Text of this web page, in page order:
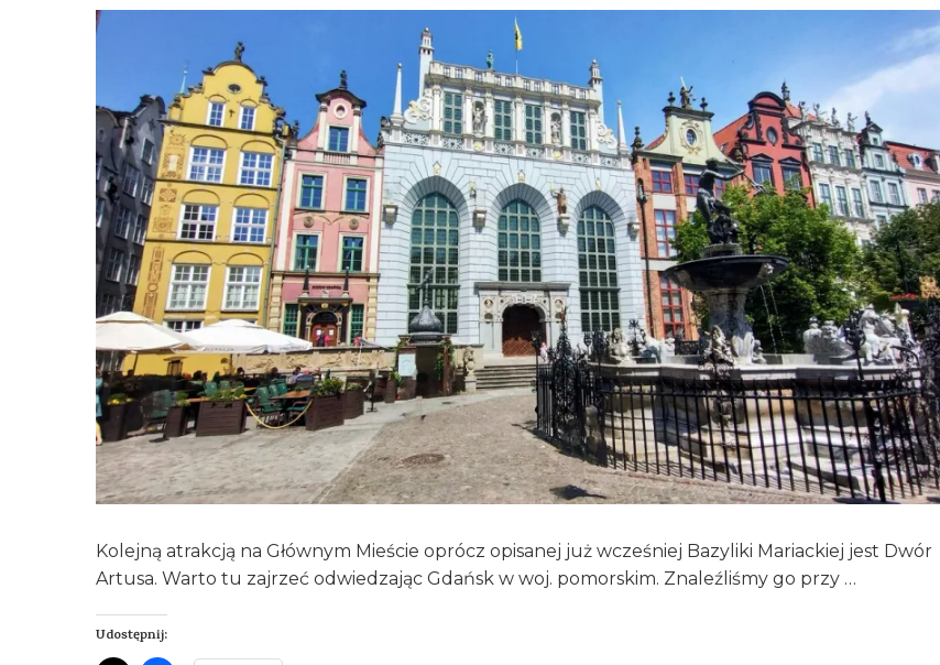
Kolejną atrakcją na Głównym Mieście oprócz opisanej już wcześniej Bazyliki Mariackiej jest Dwór
Artusa. Warto tu zajrzeć odwiedzając Gdańsk w woj. pomorskim. Znaleźliśmy go przy …
Udostępnij: